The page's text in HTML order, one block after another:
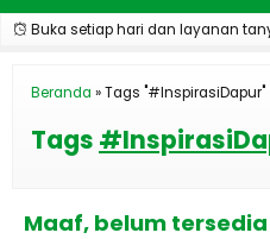
Buka setiap hari dan layanan
Beranda »Tags "#InspirasiDapur"
Tags
Maaf, belum